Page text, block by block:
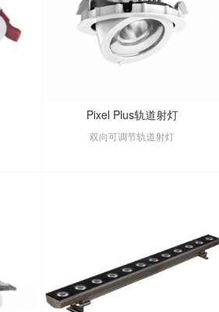
Pixel Plus轨道射灯
双向可调节轨道射灯